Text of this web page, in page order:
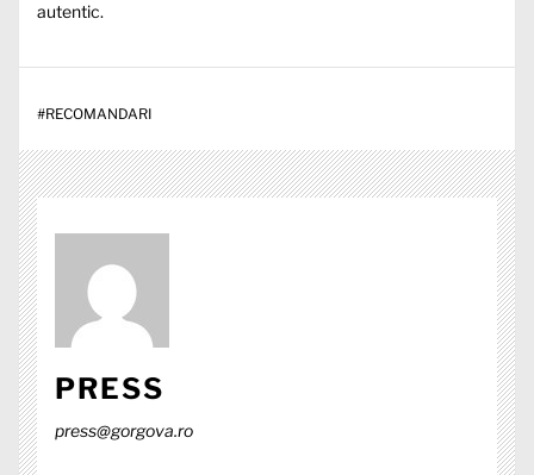
autentic.
#RECOMANDARI
PRESS
press@gorgova.ro